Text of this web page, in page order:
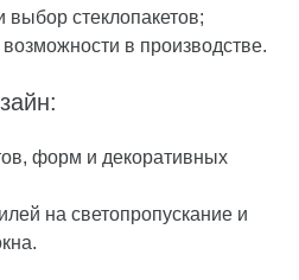
стеклопакетов;
в производстве.
форм и декоративных
на светопропускание и